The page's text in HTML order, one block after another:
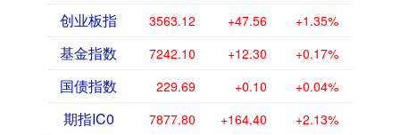
创业板指 3563.12 +47.56 +1.35%
基金指数 7242.10 +12.30 +0.17%
国债指数 229.69 +0.10 +0.04%
期指IC0 7877.80 +164.40 +2.13%